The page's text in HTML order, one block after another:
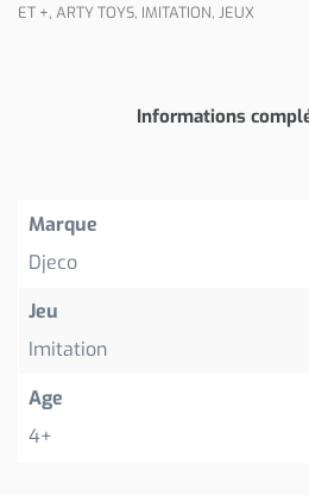
ET +, ARTY TOYS, IMITATION, JEUX
Informations
Marque
Djeco
Jeu
Imitation
Age
4+